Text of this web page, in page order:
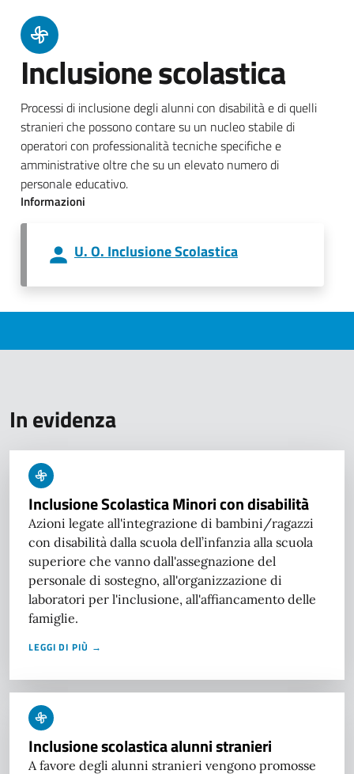
Inclusione scolastica
Processi di inclusione degli alunni con disabilità e di quelli
stranieri che possono contare su un nucleo stabile di
operatori con professionalità tecniche specifiche e
amministrative oltre che su un elevato numero di
personale educativo.
Informazioni
U. O. Inclusione Scolastica
In evidenza
Inclusione Scolastica Minori con disabilità
Azioni legate all'integrazione di bambini/ragazzi
con disabilità dalla scuola dell’infanzia alla scuola
superiore che vanno dall'assegnazione del
personale di sostegno, all'organizzazione di
laboratori per l'inclusione, all'affiancamento delle
famiglie.
LEGGI DI PIÙ →
Inclusione scolastica alunni stranieri
A favore degli alunni stranieri vengono promosse